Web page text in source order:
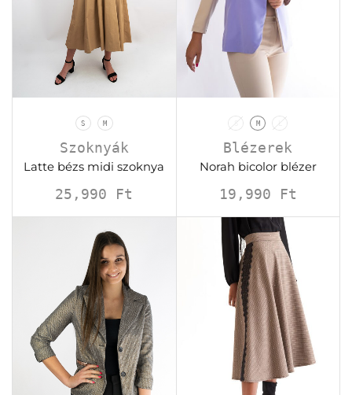
S M
Szoknyák
Latte bézs midi szoknya
25,990 Ft
M
Blézerek
Norah bicolor blézer
19,990 Ft